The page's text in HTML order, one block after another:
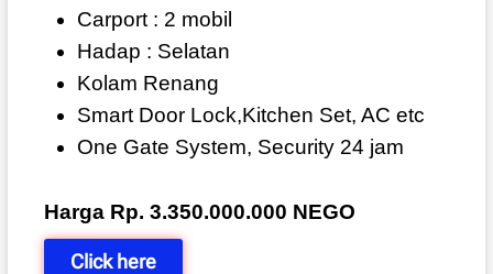
Carport : 2 mobil
Hadap : Selatan
Kolam Renang
Smart Door Lock,Kitchen Set, AC etc
One Gate System, Security 24 jam
Harga Rp. 3.350.000.000 NEGO
Click here